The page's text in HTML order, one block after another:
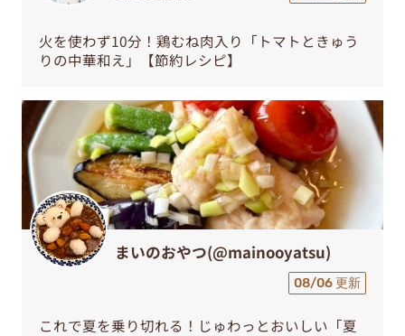
火を使わず10分！鶏むね肉入り「トマトときゅう
りの中華和え」【節約レシピ】
まいのおやつ(@mainooyatsu)
08/06 更新
これで夏を乗り切れる！じゅわっとおいしい「夏